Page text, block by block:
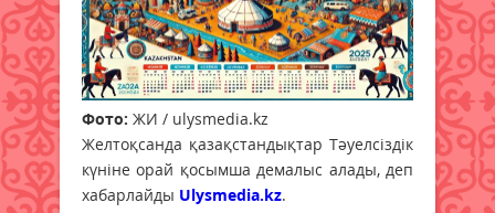
Фото: ЖИ / ulysmedia.kz
Желтоқсанда қазақстандықтар Тәуелсіздік
күніне орай қосымша демалыс алады, деп
хабарлайды Ulysmedia.kz.